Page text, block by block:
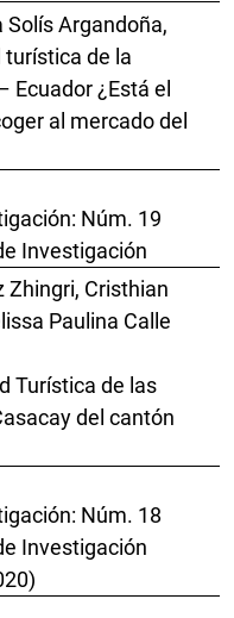
Solís Argandoña,
de la
Ecuador ¿Está el
al mercado del
Núm. 19
Investigación
Zhingri, Cristhian
Paulina Calle
Turística de las
del cantón
Núm. 18
Investigación